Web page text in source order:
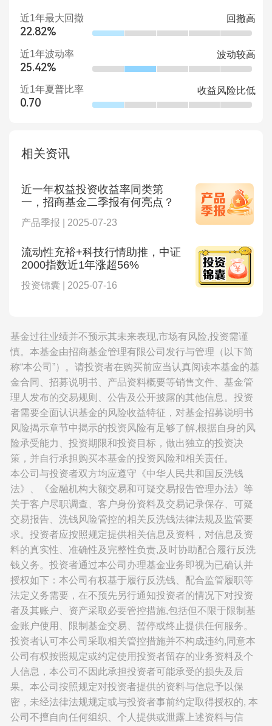
近1年最大回撤
22.82%
回撤高
近1年波动率
25.42%
波动较高
近1年夏普比率
0.70
收益风险比低
相关资讯
近一年权益投资收益率同类第
一，招商基金二季报有何亮点？
产品季报 | 2025-07-23
流动性充裕+科技行情助推，中证
2000指数近1年涨超56%
投资锦囊 | 2025-07-16
基金过往业绩并不预示其未来表现,市场有风险,投资需谨
慎。本基金由招商基金管理有限公司发行与管理（以下简
称“本公司”）。请投资者在购买前应当认真阅读本基金的基
金合同、招募说明书、产品资料概要等销售文件、基金管
理人发布的交易规则、公告及公开披露的其他信息。投资
者需要全面认识基金的风险收益特征，对基金招募说明书
风险揭示章节中揭示的投资风险有足够了解,根据自身的风
险承受能力、投资期限和投资目标，做出独立的投资决
策，并自行承担购买本基金的投资风险和相关责任。
本公司与投资者双方均应遵守《中华人民共和国反洗钱
法》、《金融机构大额交易和可疑交易报告管理办法》等
关于客户尽职调查、客户身份资料及交易记录保存、可疑
交易报告、洗钱风险管控的相关反洗钱法律法规及监管要
求。投资者应按照规定提供相关信息及资料，对信息及资
料的真实性、准确性及完整性负责,及时协助配合履行反洗
钱义务。投资者通过本公司办理基金业务即视为已确认并
授权如下：本公司有权基于履行反洗钱、配合监管履职等
法定义务需要，在不预先另行通知投资者的情况下对投资
者及其账户、资产采取必要管控措施,包括但不限于限制基
金账户使用、限制基金交易、暂停或终止提供任何服务。
投资者认可本公司采取相关管控措施并不构成违约,同意本
公司有权按照规定或约定使用投资者留存的业务资料及个
人信息，本公司不因此承担投资者可能承受的损失及后
果。本公司按照规定对投资者提供的资料与信息予以保
密，未经法律法规规定或与投资者事前约定取得授权的, 本
公司不擅自向任何组织、个人提供或泄露上述资料与信